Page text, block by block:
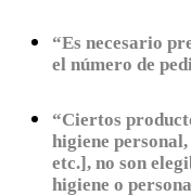
“Es necesario
el número de
“Ciertos
higiene
etc.], no son
higiene o